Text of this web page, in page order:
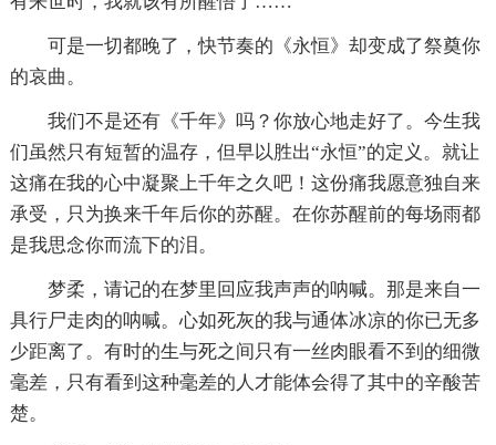
可是一切都晚了，快节奏的《永恒》却变成了祭奠你
的哀曲。
我们不是还有《千年》吗？你放心地走好了。今生我
们虽然只有短暂的温存，但早以胜出“永恒”的定义。就让
这痛在我的心中凝聚上千年之久吧！这份痛我愿意独自来
承受，只为换来千年后你的苏醒。在你苏醒前的每场雨都
是我思念你而流下的泪。
梦柔，请记的在梦里回应我声声的呐喊。那是来自一
具行尸走肉的呐喊。心如死灰的我与通体冰凉的你已无多
少距离了。有时的生与死之间只有一丝肉眼看不到的细微
毫差，只有看到这种毫差的人才能体会得了其中的辛酸苦
楚。